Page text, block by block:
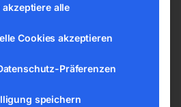
1,78 mm
ca. 495 mm
ca. 1058 mm
40 mm
akzeptiere alle
Cookies akzeptieren
Präferenzen
speichern